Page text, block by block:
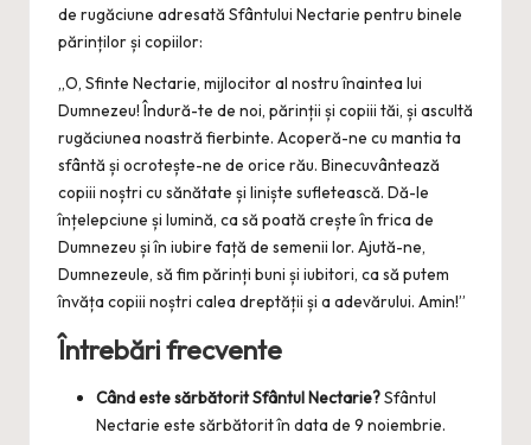
de rugăciune adresată Sfântului Nectarie pentru binele
părinților și copiilor:
„O, Sfinte Nectarie, mijlocitor al nostru înaintea lui
Dumnezeu! Îndură-te de noi, părinții și copiii tăi, și ascultă
rugăciunea noastră fierbinte. Acoperă-ne cu mantia ta
sfântă și ocrotește-ne de orice rău. Binecuvântează
copiii noștri cu sănătate și liniște sufletească. Dă-le
înțelepciune și lumină, ca să poată crește în frica de
Dumnezeu și în iubire față de semenii lor. Ajută-ne,
Dumnezeule, să fim părinți buni și iubitori, ca să putem
învăța copiii noștri calea dreptății și a adevărului. Amin!”
Întrebări frecvente
Când este sărbătorit Sfântul Nectarie?Sfântul
Nectarie este sărbătorit în data de 9 noiembrie.